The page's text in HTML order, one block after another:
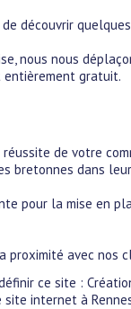
découvrir
nous nous
gratuit.
de votre
bretonnes dans
pour la mise en
proximité avec nos
ce site :
site internet à